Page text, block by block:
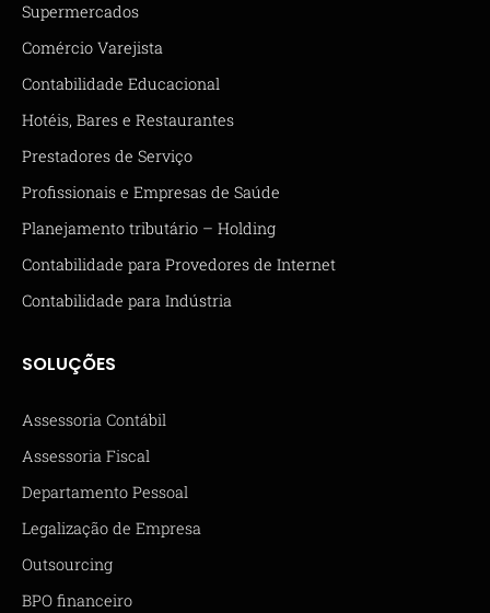
Supermercados
Comércio Varejista
Contabilidade Educacional
Hotéis, Bares e Restaurantes
Prestadores de Serviço
Profissionais e Empresas de Saúde
Planejamento tributário – Holding
Contabilidade para Provedores de Internet
Contabilidade para Indústria
SOLUÇÕES
Assessoria Contábil
Assessoria Fiscal
Departamento Pessoal
Legalização de Empresa
Outsourcing
BPO financeiro